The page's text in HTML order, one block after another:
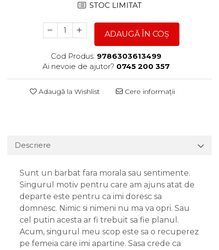
STOC LIMITAT
ADAUGĂ ÎN COȘ
Cod Produs: 9786303613499
Ai nevoie de ajutor? 0745 200 357
Adaugă la Wishlist Cere informații
Descriere
Sunt un barbat fara morala sau sentimente.
Singurul motiv pentru care am ajuns atat de
departe este pentru ca imi doresc sa
domnesc. Nimic si nimeni nu ma va opri. Sau
cel putin acesta ar fi trebuit sa fie planul.
Acum, singurul meu scop este sa o recuperez
pe femeia care imi apartine. Sasa crede ca